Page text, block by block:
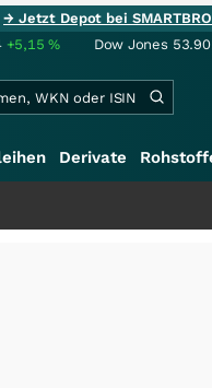
→ Jetzt Depot bei
+5,15% Dow Jones
Derivate